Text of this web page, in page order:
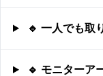
🔹 一人でも取
🔹 モニターア